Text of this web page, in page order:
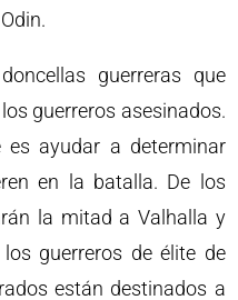
guerreras que
guerreros asesinados.
ayudar a determinar
en la batalla. De los
la mitad a Valhalla y
guerreros de élite de
están destinados a